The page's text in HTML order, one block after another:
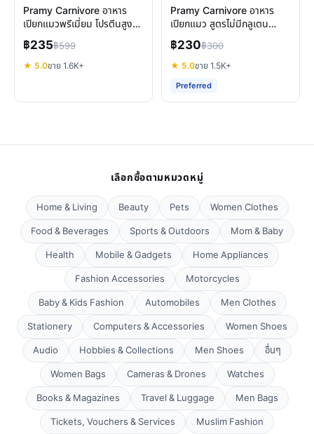
Pramy Carnivore อาหาร
เปียกแมวพรีเมี่ยม โปรตีนสูง
กลูเตนฟรี เลือกดีที่สุดสำหรับ
แมวคุณ
฿235฿599
★ 5.0ขาย 1.6K+
Pramy Carnivore อาหาร
เปียกแมว สูตรไม่มีกลูเตน
บำรุงครบวงจร
฿230฿300
★ 5.0ขาย 1.5K+
Preferred
เลือกซื้อตามหมวดหมู่
Home & Living Beauty Pets
Women Clothes
Food & Beverages
Sports & Outdoors
Mom & Baby
Health
Mobile & Gadgets
Home Appliances
Fashion Accessories
Motorcycles
Baby & Kids Fashion
Automobiles
Men Clothes
Stationery
Computers & Accessories
Women Shoes
Audio
Hobbies & Collections Men Shoes
อื่นๆ
Women Bags
Cameras & Drones
Watches
Books & Magazines
Travel & Luggage
Men Bags
Tickets, Vouchers & Services
Muslim Fashion